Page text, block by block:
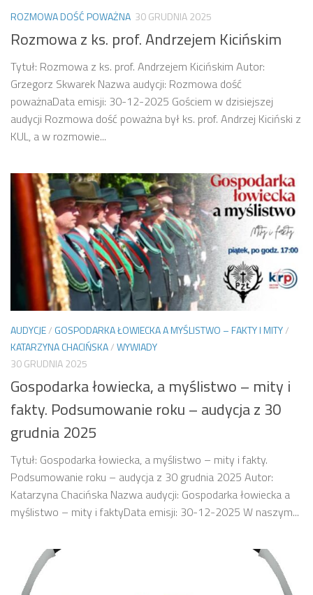
ROZMOWA DOŚĆ POWAŻNA 30 GRUDNIA 2025
Rozmowa z ks. prof. Andrzejem Kicińskim
Tytuł: Rozmowa z ks. prof. Andrzejem Kicińskim Autor:
Grzegorz Skwarek Nazwa audycji: Rozmowa dość
poważnaData emisji: 30-12-2025 Gościem w dzisiejszej
audycji Rozmowa dość poważna był ks. prof. Andrzej Kiciński z
KUL, a w rozmowie...
AUDYCJE/ GOSPODARKA ŁOWIECKA A MYŚLISTWO – FAKTY I MITY/
KATARZYNA CHACIŃSKA/WYWIADY
30 GRUDNIA 2025
Gospodarka łowiecka, a myślistwo – mity i
fakty. Podsumowanie roku – audycja z 30
grudnia 2025
Tytuł: Gospodarka łowiecka, a myślistwo – mity i fakty.
Podsumowanie roku – audycja z 30 grudnia 2025 Autor:
Katarzyna Chacińska Nazwa audycji: Gospodarka łowiecka a
myślistwo – mity i faktyData emisji: 30-12-2025 W naszym...